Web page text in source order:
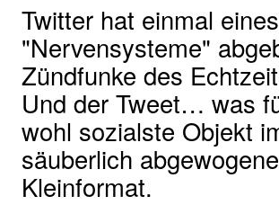
Twitter hat einmal
"Nervensysteme"
Zündfunke des
Und der Tweet… was
wohl sozialste Objekt
säuberlich
Kleinformat.